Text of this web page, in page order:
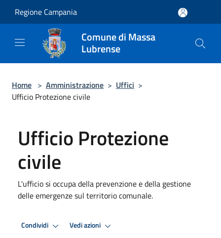
Regione Campania
Comune di Massa
Lubrense
Home > Amministrazione > Uffici >
Ufficio Protezione civile
Ufficio Protezione
civile
L'ufficio si occupa della prevenzione e della gestione
delle emergenze sul territorio comunale.
Condividi Vedi azioni